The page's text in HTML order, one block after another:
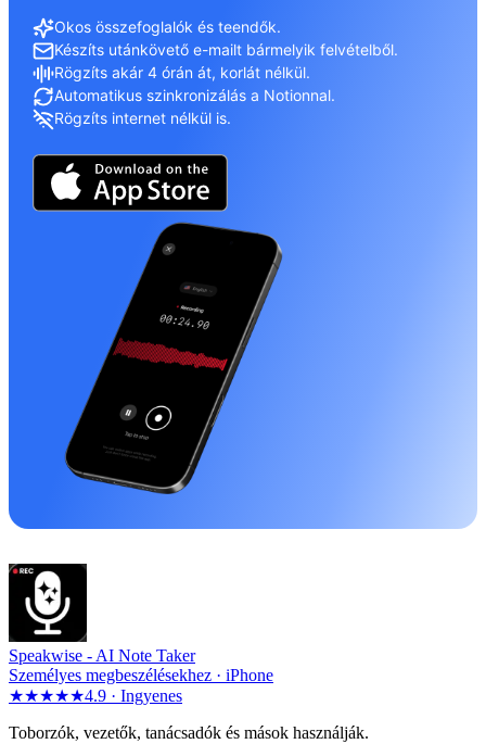
Okos összefoglalók és teendők.
Készíts utánkövető e-mailt bármelyik felvételből.
Rögzíts akár 4 órán át, korlát nélkül.
Automatikus szinkronizálás a Notionnal.
Rögzíts internet nélkül is.
Speakwise - AI Note Taker
Személyes megbeszélésekhez · iPhone
★★★★★4.9 · Ingyenes
Toborzók, vezetők, tanácsadók és mások használják.